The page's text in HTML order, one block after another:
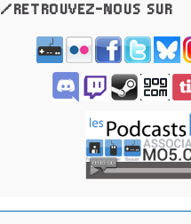
/RETROUVEZ-NOUS SUR